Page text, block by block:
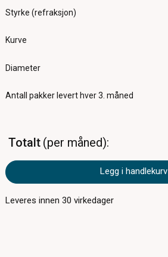
Styrke (refraksjon)
Kurve
Diameter
Antall pakker levert hver 3. måned
Totalt per måned
Legg i handlekurv
Leveres innen30 virkedager